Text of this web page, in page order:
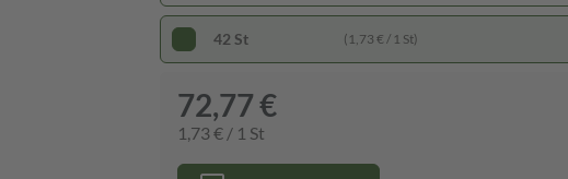
42 St (1,73 € / 1 St)
72,77 €
1,73 € / 1 St